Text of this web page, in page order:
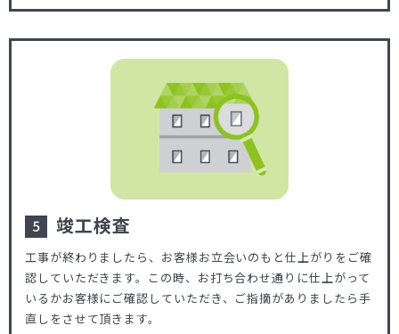
竣工検査
工事が終わりましたら、お客様お立会いのもと仕上がりをご確
認していただきます。この時、お打ち合わせ通りに仕上がって
いるかお客様にご確認していただき、ご指摘がありましたら手
直しをさせて頂きます。